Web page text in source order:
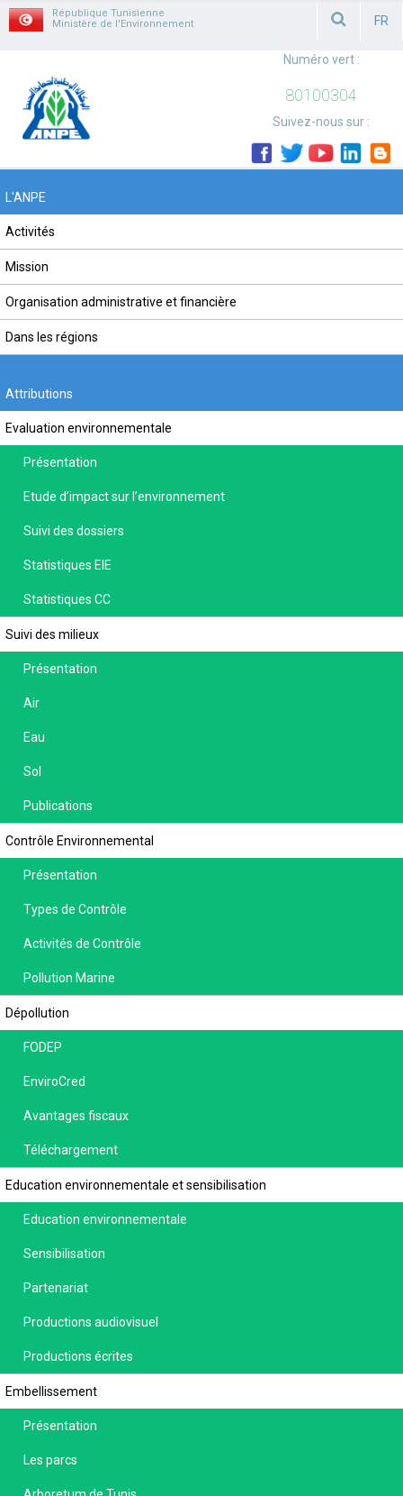
République Tunisienne
Ministère de l'Environnement
FR
Numéro vert :
80100304
Suivez-nous sur :
L'ANPE
Activités
Mission
Organisation administrative et financière
Dans les régions
Attributions
Evaluation environnementale
Présentation
Etude d’impact sur l’environnement
Suivi des dossiers
Statistiques EIE
Statistiques CC
Suivi des milieux
Présentation
Air
Eau
Sol
Publications
Contrôle Environnemental
Présentation
Types de Contrôle
Activités de Contrôle
Pollution Marine
Dépollution
FODEP
EnviroCred
Avantages fiscaux
Téléchargement
Education environnementale et sensibilisation
Education environnementale
Sensibilisation
Partenariat
Productions audiovisuel
Productions écrites
Embellissement
Présentation
Les parcs